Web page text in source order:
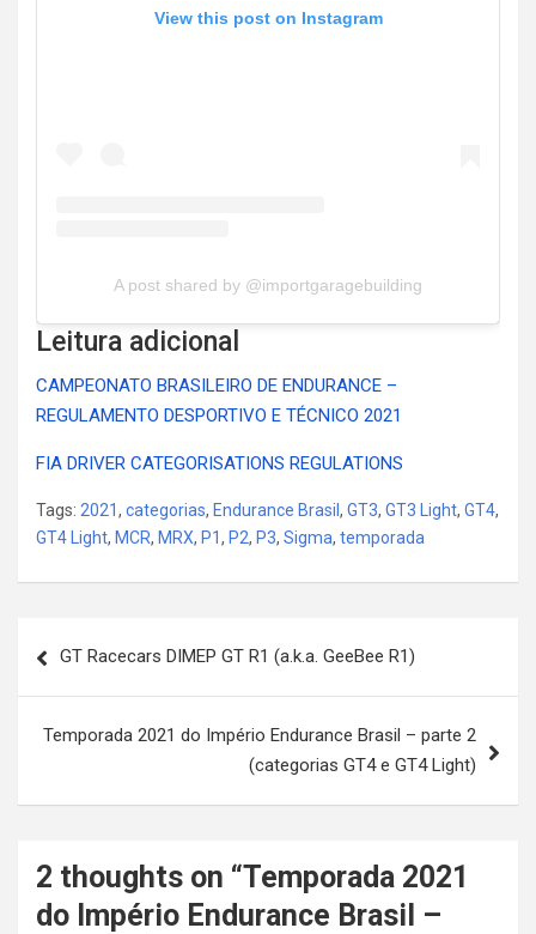
View this post on Instagram
A post shared by @importgaragebuilding
Leitura adicional
CAMPEONATO BRASILEIRO DE ENDURANCE –
REGULAMENTO DESPORTIVO E TÉCNICO 2021
FIA DRIVER CATEGORISATIONS REGULATIONS
Tags: 2021, categorias, Endurance Brasil , GT3, GT3 Light, GT4,
GT4 Light, MCR, MRX, P1, P2, P3, Sigma, temporada
navigation
GT Racecars DIMEP GT R1 (a.k.a. GeeBee R1)
Temporada 2021 do Império Endurance Brasil – parte 2
(categorias GT4 e GT4 Light)
2 thoughts on “Temporada 2021
do Império Endurance Brasil –